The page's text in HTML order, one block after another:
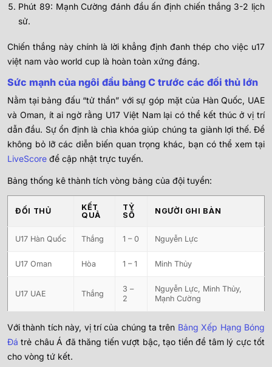
Phút 89: Mạnh Cường đánh đầu ấn định chiến thắng 3-2 lịch
sử.
Chiến thắng này chính là lời khẳng định đanh thép cho việc u17
việt nam vào world cup là hoàn toàn xứng đáng.
Sức mạnh của ngôi đầu bảng C trước các đối thủ lớn
Nằm tại bảng đấu “tử thần” với sự góp mặt của Hàn Quốc, UAE
và Oman, ít ai ngờ rằng U17 Việt Nam lại có thể kết thúc ở vị trí
dẫn đầu. Sự ổn định là chìa khóa giúp chúng ta giành lợi thế. Để
không bỏ lỡ các diễn biến quan trọng khác, bạn có thể xem tại
LiveScore để cập nhật trực tuyến.
Bảng thống kê thành tích vòng bảng của đội tuyển:
ĐỐI THỦ
KẾT
QUẢ
TỶ
SỐ
NGƯỜI GHI BÀN
U17 Hàn Quốc Thắng 1 – 0 Nguyễn Lực
U17 Oman Hòa 1 – 1 Minh Thủy
U17 UAE Thắng
3 –
2
Nguyễn Lực, Minh Thủy,
Mạnh Cường
Với thành tích này, vị trí của chúng ta trên Bảng Xếp Hạng Bóng
Đá trẻ châu Á đã thăng tiến vượt bậc, tạo tiền đề tâm lý cực tốt
cho vòng tứ kết.